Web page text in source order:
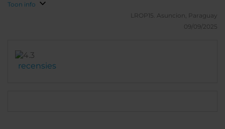
Toon info
LROP15. Asuncion, Paraguay
09/09/2025
recensies